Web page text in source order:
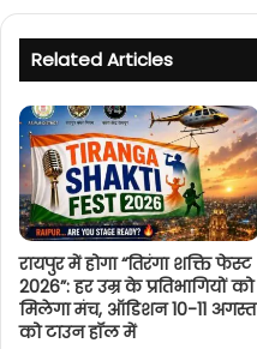
Related Articles
रायपुर में होगा “तिरंगा शक्ति फेस्ट
2026”: हर उम्र के प्रतिभागियों को
मिलेगा मंच, ऑडिशन 10-11 अगस्त
को टाउन हॉल में